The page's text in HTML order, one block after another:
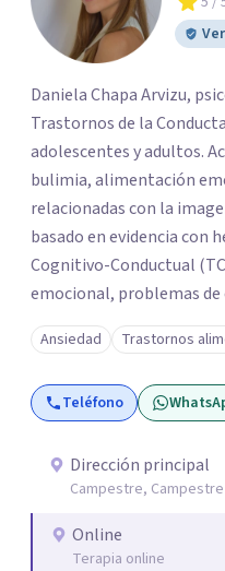
Daniela Chapa Arvizu,
Trastornos de la
adolescentes y adultos.
bulimia, alimentación
relacionadas con la
basado en evidencia con
Cognitivo-Conductual (TCC). También trabajo
emocional, problemas
desarrollo de habilidades
población infantil y
formación y actualización
acompañamiento más
alimentación consciente,
cada paciente y su
Puedes reservar tu
perfil.
Ansiedad Trastornos
Teléfono
Dirección principal
Campestre,
Online
Terapia online